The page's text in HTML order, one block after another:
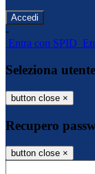
-
Entra con SPID
Seleziona utente
button close ×
Recupero
button close ×